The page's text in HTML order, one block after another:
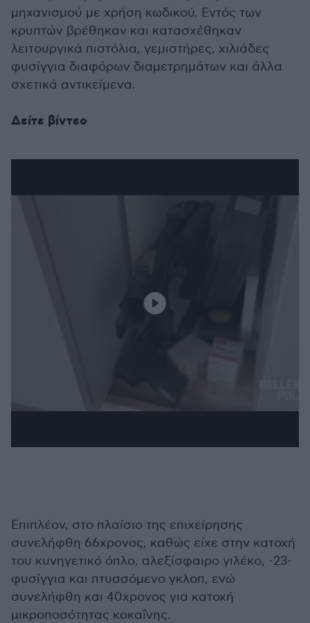
μηχανισμού με χρήση κωδικού. Εντός των
κρυπτών βρέθηκαν και κατασχέθηκαν
λειτουργικά πιστόλια, γεμιστήρες, χιλιάδες
φυσίγγια διαφόρων διαμετρημάτων και άλλα
σχετικά αντικείμενα.
Δείτε βίντεο
Επιπλέον, στο πλαίσιο της επιχείρησης
συνελήφθη 66χρονος, καθώς είχε στην κατοχή
του κυνηγετικό όπλο, αλεξίσφαιρο γιλέκο, -23-
φυσίγγια και πτυσσόμενο γκλοπ, ενώ
συνελήφθη και 40χρονος για κατοχή
μικροποσότητας κοκαΐνης.